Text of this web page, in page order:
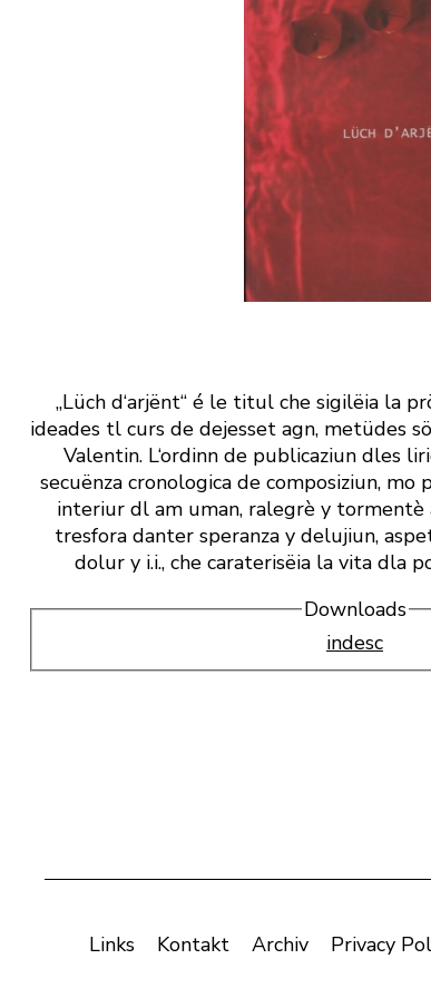
„Lüch d‘arjënt“ é le titul che sigilëia la
ideades tl curs de dejesset agn, metüdes
Valentin. L‘ordinn de publicaziun dles
secuënza cronologica de composiziun,
interiur dl am uman, ralegrè y tormentè
tresfora danter speranza y delujiun,
dolur y i.i., che caraterisëia la vita dla
Downloads
indesc
Links Kontakt Archiv Privacy